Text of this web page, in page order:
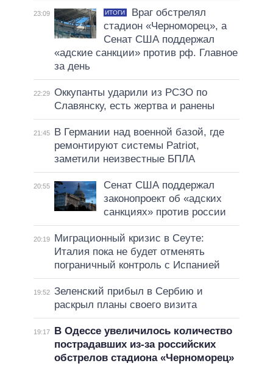
23:09 ИТОГИ
Враг обстрелял
стадион «Черноморец», а
Сенат США поддержал
«адские санкции» против рф. Главное
за день
22:29 Оккупанты ударили из РСЗО по
Славянску, есть жертва и ранены
21:45
В Германии над военной базой, где
ремонтируют системы Patriot,
заметили неизвестные БПЛА
20:55
Сенат США поддержал
законопроект об «адских
санкциях» против россии
20:19
Миграционный кризис в Сеуте:
Италия пока не будет отменять
пограничный контроль с Испанией
19:52 Зеленский прибыл в Сербию и
раскрыл планы своего визита
19:17
В Одессе увеличилось количество
пострадавших из-за российских
обстрелов стадиона «Черноморец»